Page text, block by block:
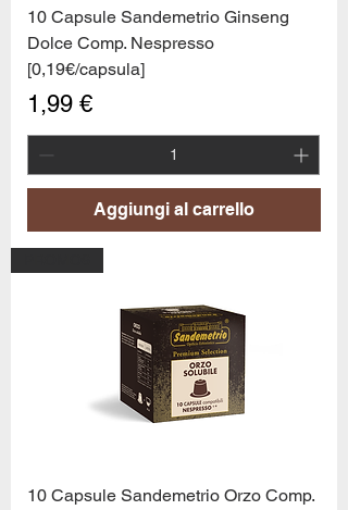
10 Capsule Sandemetrio Ginseng
Dolce Comp. Nespresso
[0,19€/capsula]
Prezzo
1,99 €
Aggiungi al carrello
10 Capsule Sandemetrio Orzo Comp.